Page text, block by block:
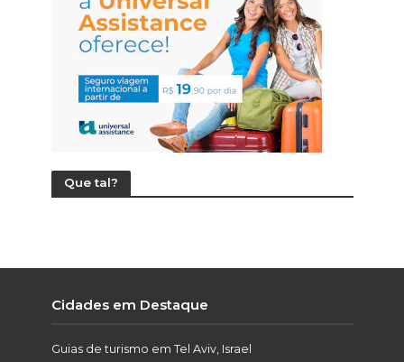
Que tal?
Cidades em Destaque
Guias de turismo em Tel Aviv, Israel